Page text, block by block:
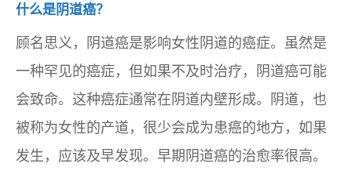
什么是阴道癌？
顾名思义，阴道癌是影响女性阴道的癌症。虽然是
一种罕见的癌症，但如果不及时治疗，阴道癌可能
会致命。这种癌症通常在阴道内壁形成。阴道，也
被称为女性的产道，很少会成为患癌的地方，如果
发生，应该及早发现。早期阴道癌的治愈率很高。